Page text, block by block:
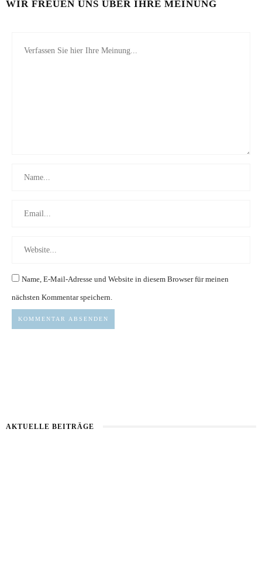
WIR FREUEN UNS ÜBER IHRE MEINUNG
Name, E-Mail-Adresse und Website in diesem Browser für meinen
nächsten Kommentar speichern.
AKTUELLE BEITRÄGE